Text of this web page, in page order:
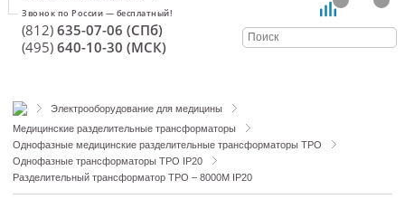
(812) 635-07-06 (СПб)
(495) 640-10-30 (МСК)
Электрооборудование для медицины
Медицинские разделительные трансформаторы
Однофазные медицинские разделительные трансформаторы ТРО
Однофазные трансформаторы ТРО IP20
Разделительный трансформатор ТРО – 8000М IP20